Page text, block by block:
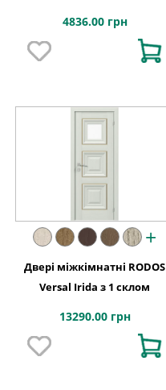
4836.00 грн
+
Двері міжкімнатні RODOS
Versal Irida з 1 склом
13290.00 грн